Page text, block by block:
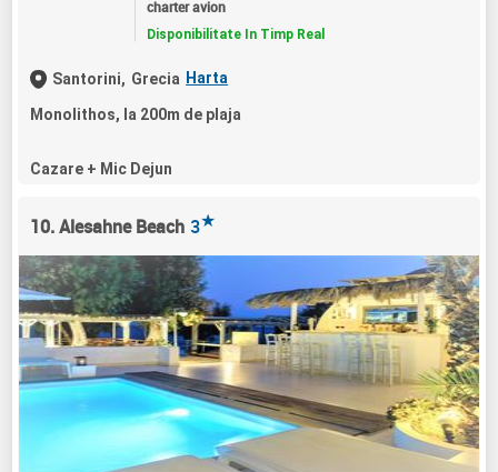
charter avion
Disponibilitate In Timp Real
Santorini, Grecia Harta
Monolithos, la 200m de plaja
Cazare + Mic Dejun
10. Alesahne Beach 3★